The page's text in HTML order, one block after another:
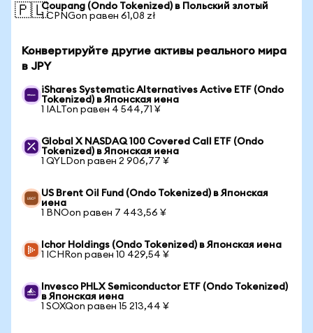
🇵🇱Coupang (Ondo Tokenized) в Польский злотый
1 CPNGon равен 61,08 zł
Конвертируйте другие активы реального мира
в JPY
iShares Systematic Alternatives Active ETF (Ondo
Tokenized) в Японская иена
1 IALTon равен 4 544,71 ¥
Global X NASDAQ 100 Covered Call ETF (Ondo
Tokenized) в Японская иена
1 QYLDon равен 2 906,77 ¥
US Brent Oil Fund (Ondo Tokenized) в Японская
иена
1 BNOon равен 7 443,56 ¥
Ichor Holdings (Ondo Tokenized) в Японская иена
1 ICHRon равен 10 429,54 ¥
Invesco PHLX Semiconductor ETF (Ondo Tokenized)
в Японская иена
1 SOXQon равен 15 213,44 ¥